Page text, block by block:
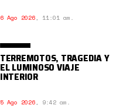
6 Ago 2026, 11:01 am.
TERREMOTOS, TRAGEDIA Y
EL LUMINOSO VIAJE
INTERIOR
5 Ago 2026, 9:42 am.